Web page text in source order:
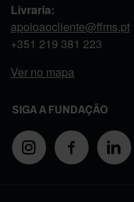
Livraria:
apoioaocliente@ffms.pt
+351 219 381 223
Ver no mapa
SIGA A FUNDAÇÃO